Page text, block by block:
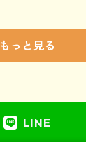
もっと見る
LINE